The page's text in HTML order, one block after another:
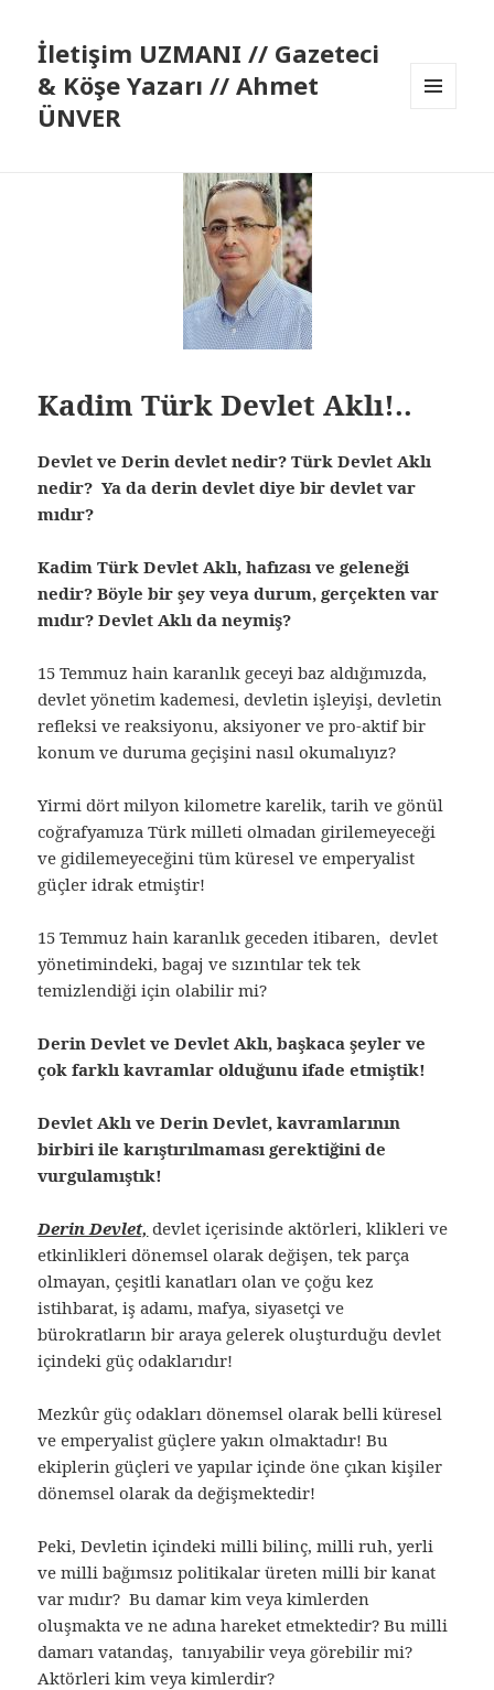
İletişim UZMANI // Gazeteci
& Köşe Yazarı // Ahmet
ÜNVER
Kadim Türk Devlet Aklı!..
Devlet ve Derin devlet nedir? Türk Devlet Aklı
nedir? Ya da derin devlet diye bir devlet var
mıdır?
Kadim Türk Devlet Aklı, hafızası ve geleneği
nedir? Böyle bir şey veya durum, gerçekten var
mıdır? Devlet Aklı da neymiş?
15 Temmuz hain karanlık geceyi baz aldığımızda,
devlet yönetim kademesi, devletin işleyişi, devletin
refleksi ve reaksiyonu, aksiyoner ve pro-aktif bir
konum ve duruma geçişini nasıl okumalıyız?
Yirmi dört milyon kilometre karelik, tarih ve gönül
coğrafyamıza Türk milleti olmadan girilemeyeceği
ve gidilemeyeceğini tüm küresel ve emperyalist
güçler idrak etmiştir!
15 Temmuz hain karanlık geceden itibaren, devlet
yönetimindeki, bagaj ve sızıntılar tek tek
temizlendiği için olabilir mi?
Derin Devlet ve Devlet Aklı, başkaca şeyler ve
çok farklı kavramlar olduğunu ifade etmiştik!
Devlet Aklı ve Derin Devlet, kavramlarının
birbiri ile karıştırılmaması gerektiğini de
vurgulamıştık!
Derin Devlet, devlet içerisinde aktörleri, klikleri ve
etkinlikleri dönemsel olarak değişen, tek parça
olmayan, çeşitli kanatları olan ve çoğu kez
istihbarat, iş adamı, mafya, siyasetçi ve
bürokratların bir araya gelerek oluşturduğu devlet
içindeki güç odaklarıdır!
Mezkûr güç odakları dönemsel olarak belli küresel
ve emperyalist güçlere yakın olmaktadır! Bu
ekiplerin güçleri ve yapılar içinde öne çıkan kişiler
dönemsel olarak da değişmektedir!
Peki, Devletin içindeki milli bilinç, milli ruh, yerli
ve milli bağımsız politikalar üreten milli bir kanat
var mıdır? Bu damar kim veya kimlerden
oluşmakta ve ne adına hareket etmektedir? Bu milli
damarı vatandaş, tanıyabilir veya görebilir mi?
Aktörleri kim veya kimlerdir?